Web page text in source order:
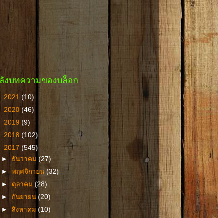
งบทความของบล็อก
2021 (10)
2020 (46)
2019 (9)
2018 (102)
2017 (545)
► ธันวาคม(27)
►พฤศจิกายน(32)
► ตุลาคม(28)
► กันยายน(20)
►สิงหาคม(10)